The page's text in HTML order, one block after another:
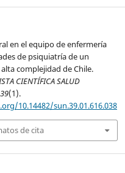
en el equipo de enfermería
de psiquiatría de un
complejidad de Chile.
CIENTÍFICA SALUD
39(1).
10.14482/sun.39.01.616.038
de cita